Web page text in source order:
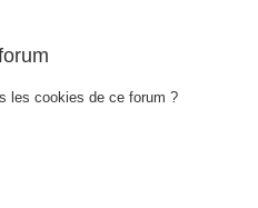
les cookies de ce forum ?